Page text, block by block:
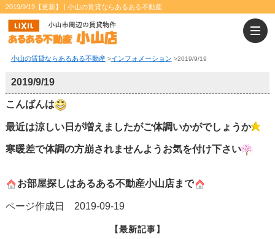
2019/9/19【更新】 | 小山の賃貸ならあるある不動産
小山の賃貸ならあるある不動産>インフォメーション >2019/9/19
2019/9/19
こんばんは
最近は涼しい日が増えましたがご体調いかがでしょうか
寒暖差で体調の方崩されませんようお気を付け下さい
お部屋探しはあるある不動産小山店まで
ページ作成日 2019-09-19
【最新記事】